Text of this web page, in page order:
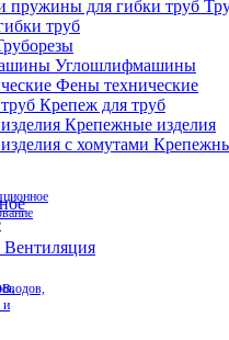
труб
Углошлифмашины
Фены технические
Крепеж для труб
Крепежные изделия
Вентиляция
и